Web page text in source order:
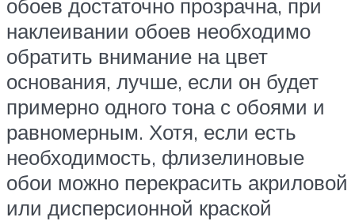
обоев достаточно прозрачна, при
наклеивании обоев необходимо
обратить внимание на цвет
основания, лучше, если он будет
примерно одного тона с обоями и
равномерным. Хотя, если есть
необходимость, флизелиновые
обои можно перекрасить акриловой
или дисперсионной краской